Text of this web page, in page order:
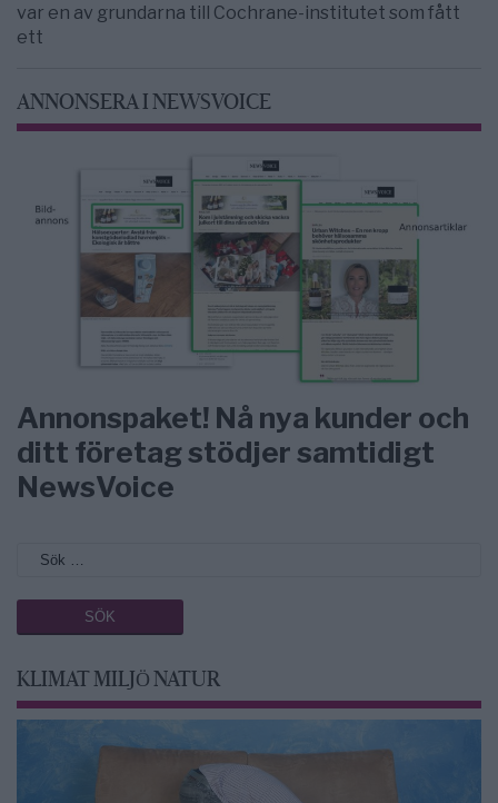
var en av grundarna till Cochrane-institutet som fått
ett
ANNONSERA I NEWSVOICE
Annonspaket! Nå nya kunder och
ditt företag stödjer samtidigt
NewsVoice
KLIMAT MILJÖ NATUR